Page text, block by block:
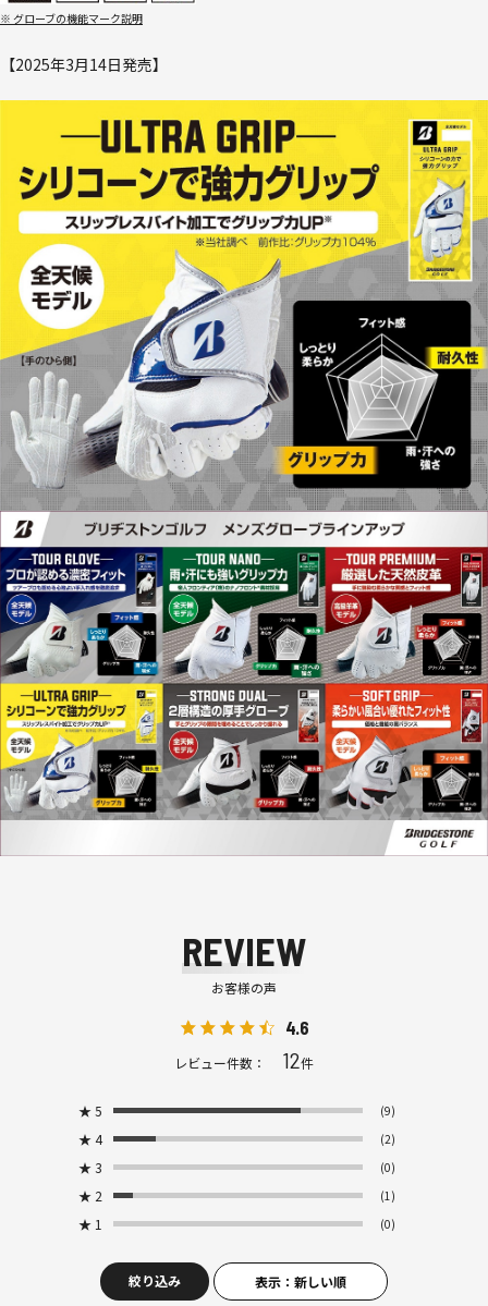
※ グローブの機能マーク説明
【2025年3月14日発売】
REVIEW
お客様の声
4.6
レビュー件数： 12件
★ 5 (9)
★ 4 (2)
★ 3 (0)
★ 2 (1)
★ 1 (0)
絞り込み 表示：新しい順